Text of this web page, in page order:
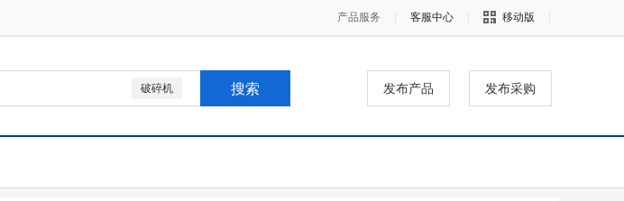
产品服务 客服中心 移动版
破碎机 发布产品 发布采购